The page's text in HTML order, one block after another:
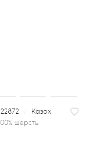
22872
Казах
100% шерсть